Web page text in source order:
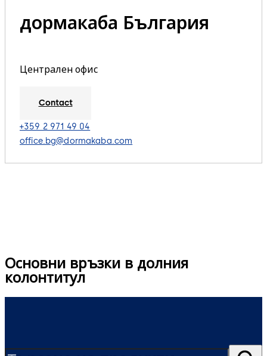
дормакаба България
Централен офис
Contact
+359 2 971 49 04
office.bg@dormakaba.com
Основни връзки в долния
колонтитул